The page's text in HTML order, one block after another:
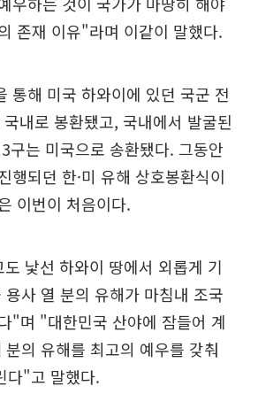
존재 이유"라며 이같이 말했다.
통해 미국 하와이에 있던 국군 전
내로 봉환됐고, 국내에서 발굴된
구는 미국으로 송환됐다. 그동안
행되던 한·미 유해 상호봉환식이
이번이 처음이다.
낯선 하와이 땅에서 외롭게 기
사 열 분의 유해가 마침내 조국
"며 "대한민국 산야에 잠들어 계
의 유해를 최고의 예우를 갖춰
다"고 말했다.